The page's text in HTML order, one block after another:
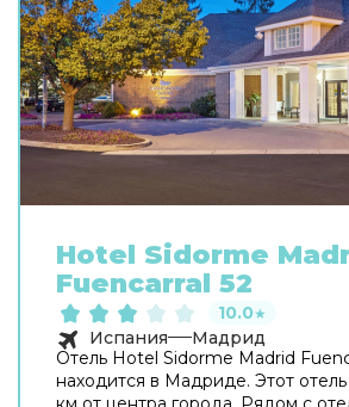
Hotel Sidorme
Fuencarral 52
10.0★
Испания
Мадрид
Отель Hotel Sidorme Madrid
находится в Мадриде. Этот